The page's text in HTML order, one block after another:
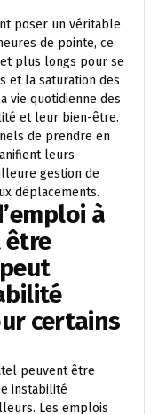
poser un véritable
de pointe, ce
plus longs pour se
et la saturation des
vie quotidienne des
et leur bien-être.
de prendre en
leurs
gestion de
déplacements.
à
être
certains
peuvent être
instabilité
Les emplois